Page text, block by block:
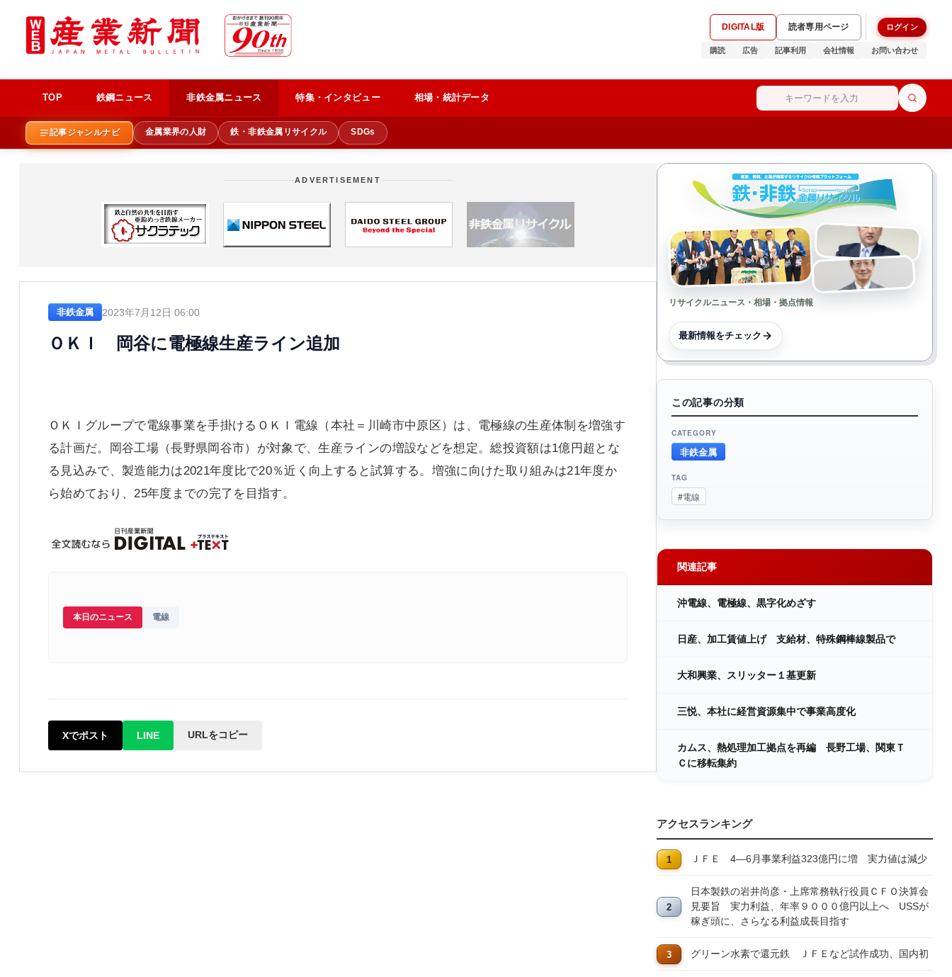
DIGITAL版 読者専用ページ ログイン
購読 広告 記事利用 会社情報 お問い合わせ
TOP 鉄鋼ニュース 非鉄金属ニュース 特集・インタビュー 相場・統計データ
記事ジャンルナビ 金属業界の人財 鉄・非鉄金属リサイクル SDGs
ADVERTISEMENT
非鉄金属 2023年7月12日 06:00
ＯＫＩ 岡谷に電極線生産ライン追加
ＯＫＩグループで電線事業を手掛けるＯＫＩ電線（本社＝川崎市中原区）は、電極線の生産体制を増強す
る計画だ。岡谷工場（長野県岡谷市）が対象で、生産ラインの増設などを想定。総投資額は1億円超とな
る見込みで、製造能力は2021年度比で20％近く向上すると試算する。増強に向けた取り組みは21年度か
ら始めており、25年度までの完了を目指す。
本日のニュース 電線
Xでポスト LINE URLをコピー
リサイクルニュース・相場・拠点情報
最新情報をチェック
この記事の分類
CATEGORY
非鉄金属
TAG
#電線
関連記事
沖電線、電極線、黒字化めざす
日産、加工賃値上げ 支給材、特殊鋼棒線製品で
大和興業、スリッター１基更新
三悦、本社に経営資源集中で事業高度化
カムス、熱処理加工拠点を再編 長野工場、関東Ｔ
Ｃに移転集約
アクセスランキング
ＪＦＥ 4―6月事業利益323億円に増 実力値は減少
日本製鉄の岩井尚彦・上席常務執行役員ＣＦＯ決算会
見要旨 実力利益、年率９０００億円以上へ USSが
稼ぎ頭に、さらなる利益成長目指す
グリーン水素で還元鉄 ＪＦＥなど試作成功、国内初